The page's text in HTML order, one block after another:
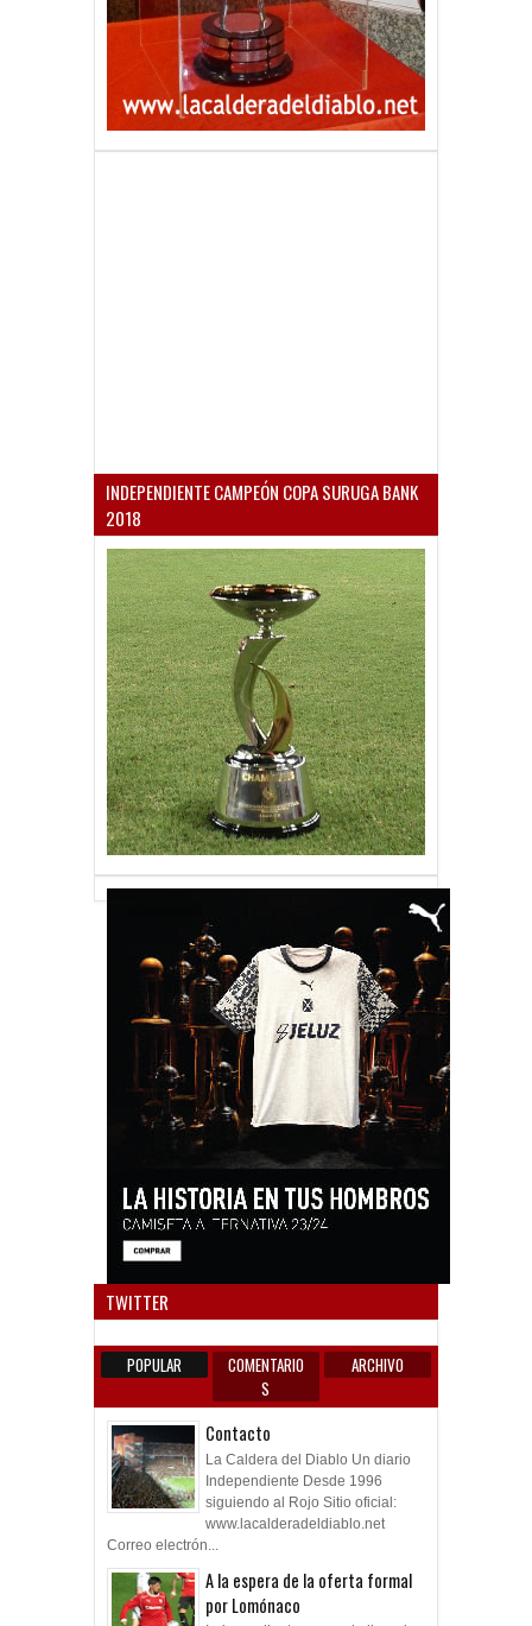
INDEPENDIENTE CAMPEÓN COPA SURUGA BANK
2018
TWITTER
POPULAR
COMENTARIO
S
ARCHIVO
Contacto
La Caldera del Diablo Un diario
Independiente Desde 1996
siguiendo al Rojo Sitio oficial:
www.lacalderadeldiablo.net
Correo electrón...
A la espera de la oferta formal
por Lomónaco